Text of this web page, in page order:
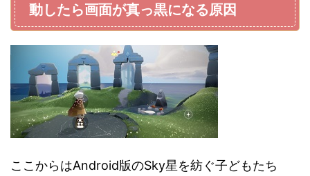
動したら画面が真っ黒になる原因
ここからはAndroid版のSky星を紡ぐ子どもたち